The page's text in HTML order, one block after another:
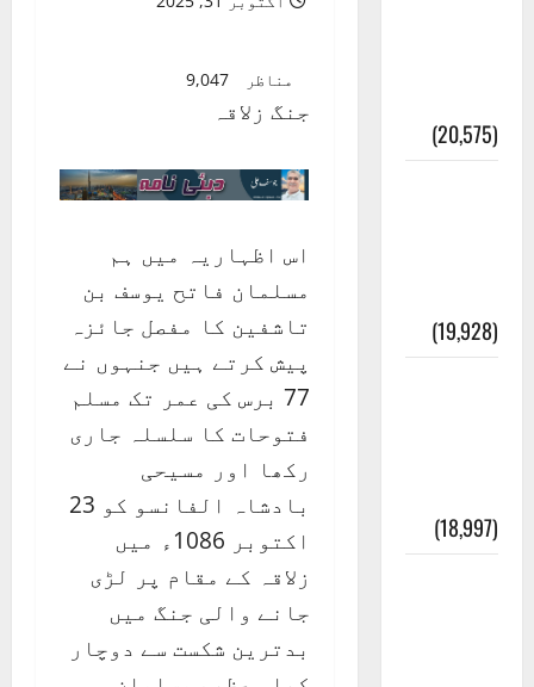
مناظر 9,047
جنگ زلاقہ
اس اظہاریہ میں ہم
مسلمان فاتح یوسف بن
تاشفین کا مفصل جائزہ
پیش کرتے ہیں جنہوں نے
77 برس کی عمر تک مسلم
فتوحات کا سلسلہ جاری
رکھا اور مسیحی
بادشاہ الفانسو کو 23
اکتوبر 1086ء میں
زلاقہ کے مقام پر لڑی
جانے والی جنگ میں
بدترین شکست سے دوچار
(20,575)
(19,928)
(18,997)